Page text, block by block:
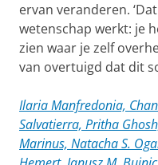
ervan veranderen.
wetenschap werkt: je
zien waar je zelf
van overtuigd dat dit
Ilaria Manfredonia,
Salvatierra, Pritha
Marinus, Natacha S.